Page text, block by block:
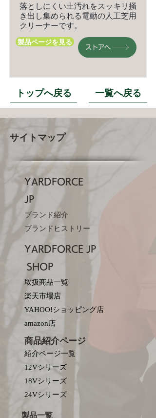
落としにくい土汚れをスッキリ掻
き出し集められる電動の人工芝用
クリーナーです。
製品ページを見る
ストアへ
トップへ戻る 一覧へ戻る
サイトマップ
YARDFORCE
JP​
ブランド紹介
ブランドヒストリー
YARDFORCE JP​
SHOP
取扱商品一覧
楽天市場店
YAHOO!ショッピング店
amazon店
商品紹介ページ
紹介ページ一覧
12Vシリーズ
18Vシリーズ
​24Vシリーズ
製品一覧